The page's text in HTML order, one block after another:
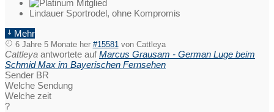
Lindauer Sportrodel, ohne Kompromis
Mehr
6 Jahre 5 Monate her #15581 von Cattleya
Cattleya antwortete aufMarcus Grausam - German Luge beim
Schmid Max im Bayerischen Fernsehen
Sender BR
Welche Sendung
Welche zeit
?